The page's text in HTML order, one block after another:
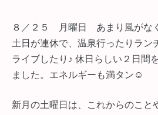
８／２５ 月曜日 あまり風がな
土日が連休で、温泉行ったりラン
ライブしたり♪ 休日らしい２日間
ました。エネルギーも満タン☺︎
新月の土曜日は、これからのこと